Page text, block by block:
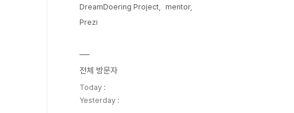
DreamDoering Project
mentor
Prezi
전체 방문자
Today :
Yesterday :